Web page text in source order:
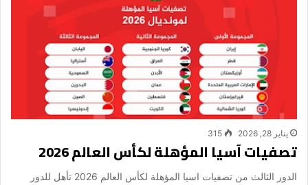
يناير 28, 2026 315
تصفيات آسيا المؤهلة لكأس العالم 2026
الدور الثالث من تصفيات اسيا المؤهلة لكأس العالم 2026 تأهل للدور